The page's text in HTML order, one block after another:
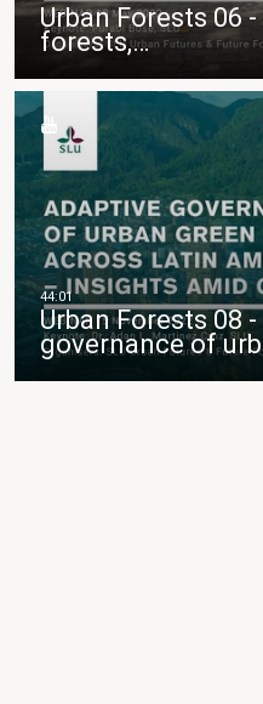
Urban Forests 06
forests,…
Urban Forests 08
governance of